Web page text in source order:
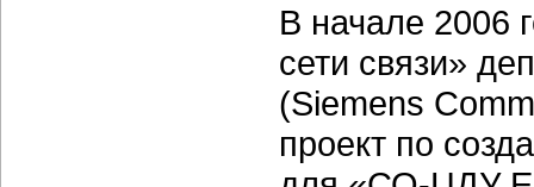
В начале 2006
сети связи»
(Siemens
проект по